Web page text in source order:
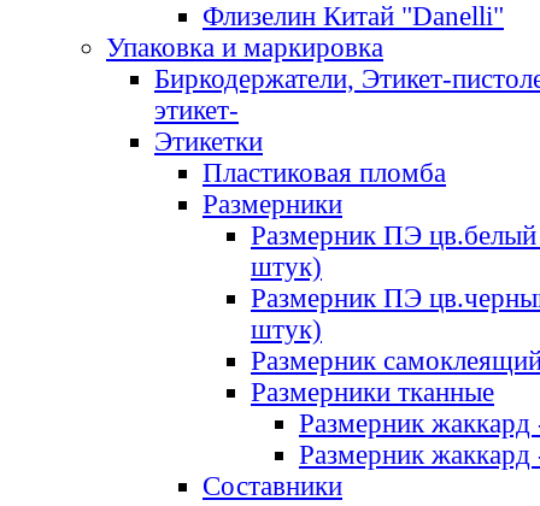
Флизелин Китай "Danelli"
Упаковка и маркировка
Биркодержатели, Этикет-
этикет-
Этикетки
Пластиковая пломба
Размерники
Размерник ПЭ цв.белый
штук)
Размерник ПЭ
штук)
Размерник
Размерники тканные
Размерник
Размерник
Составники